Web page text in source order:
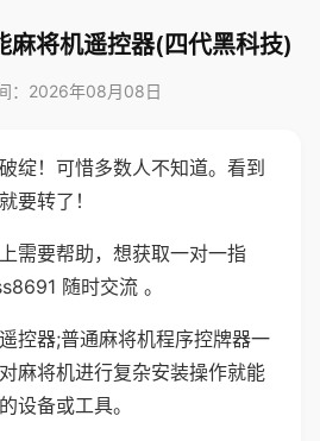
麻将机遥控器(四代黑科技)
：2026年08月08日
绽！可惜多数人不知道。看到
要转了！
需要帮助，想获取一对一指
随时交流 。
控器;普通麻将机程序控牌器一
麻将机进行复杂安装操作就能
设备或工具。